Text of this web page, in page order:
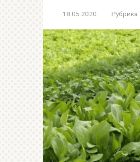
18.05.2020 Рубрика: